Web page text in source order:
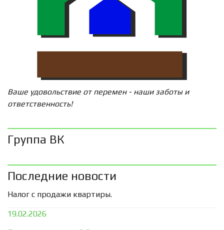
Ваше удовольствие от перемен - наши заботы и
ответственность!
Группа ВК
Последние новости
Налог с продажи квартиры.
19.02.2026